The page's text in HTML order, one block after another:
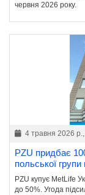
червня 2026 року.
4 травня 2026
PZU придбає
польської
PZU купує MetLife
до 50%. Угода